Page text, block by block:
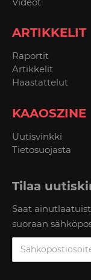
ARTIKKELIT
Raportit
Artikkelit
Haastattelut
KAAOSZINE
Uutisvinkki
Tietosuojasta
Tilaa
Saat
suoraan